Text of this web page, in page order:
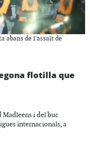
abans de l'assalt de
flotilla que
i del buc
internacionals, a